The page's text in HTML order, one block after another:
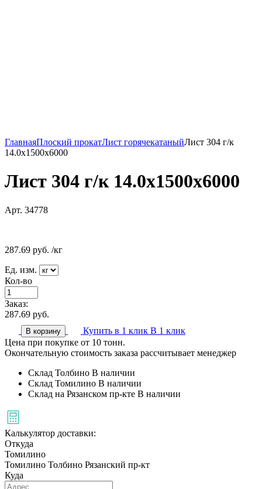
ГлавнаяПлоский прокатЛист горячекатаныйЛист 304 г/к
14.0х1500х6000
Лист 304 г/к 14.0х1500х6000
Арт. 34778
287.69 руб. /кг
Ед. изм.
Кол-во
Заказ:
287.69 руб.
В корзину Купить в 1 клик В 1 клик
Цена при покупке от 10 тонн.
Окончательную стоимость заказа рассчитывает менеджер
Склад Толбино В наличии
Склад Томилино В наличии
Склад на Рязанском пр-кте В наличии
Калькулятор доставки:
Откуда
Томилино
Томилино Толбино Рязанский пр-кт
Куда